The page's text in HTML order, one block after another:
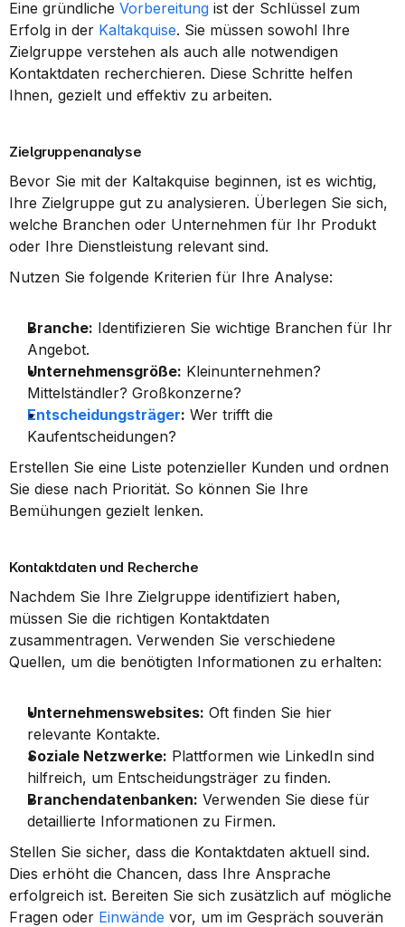
Eine gründliche Vorbereitung ist der Schlüssel zum
Erfolg in der Kaltakquise. Sie müssen sowohl Ihre
Zielgruppe verstehen als auch alle notwendigen
Kontaktdaten recherchieren. Diese Schritte helfen
Ihnen, gezielt und effektiv zu arbeiten.
Zielgruppenanalyse
Bevor Sie mit der Kaltakquise beginnen, ist es wichtig,
Ihre Zielgruppe gut zu analysieren. Überlegen Sie sich,
welche Branchen oder Unternehmen für Ihr Produkt
oder Ihre Dienstleistung relevant sind.
Nutzen Sie folgende Kriterien für Ihre Analyse:
Branche: Identifizieren Sie wichtige Branchen für Ihr
Angebot.
Unternehmensgröße: Kleinunternehmen?
Mittelständler? Großkonzerne?
Entscheidungsträger: Wer trifft die
Kaufentscheidungen?
Erstellen Sie eine Liste potenzieller Kunden und ordnen
Sie diese nach Priorität. So können Sie Ihre
Bemühungen gezielt lenken.
Kontaktdaten und Recherche
Nachdem Sie Ihre Zielgruppe identifiziert haben,
müssen Sie die richtigen Kontaktdaten
zusammentragen. Verwenden Sie verschiedene
Quellen, um die benötigten Informationen zu erhalten:
Unternehmenswebsites: Oft finden Sie hier
relevante Kontakte.
Soziale Netzwerke: Plattformen wie LinkedIn sind
hilfreich, um Entscheidungsträger zu finden.
Branchendatenbanken: Verwenden Sie diese für
detaillierte Informationen zu Firmen.
Stellen Sie sicher, dass die Kontaktdaten aktuell sind.
Dies erhöht die Chancen, dass Ihre Ansprache
erfolgreich ist. Bereiten Sie sich zusätzlich auf mögliche
Fragen oder Einwände vor, um im Gespräch souverän